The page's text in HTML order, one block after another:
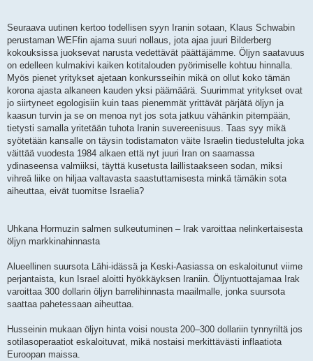
Seuraava uutinen kertoo todellisen syyn Iranin sotaan, Klaus Schwabin
perustaman WEFfin ajama suuri nollaus, jota ajaa juuri Bilderberg
kokouksissa juoksevat narusta vedettävät päättäjämme. Öljyn saatavuus
on edelleen kulmakivi kaiken kotitalouden pyörimiselle kohtuu hinnalla.
Myös pienet yritykset ajetaan konkursseihin mikä on ollut koko tämän
korona ajasta alkaneen kauden yksi päämäärä. Suurimmat yritykset ovat
jo siirtyneet egologisiin kuin taas pienemmät yrittävät pärjätä öljyn ja
kaasun turvin ja se on menoa nyt jos sota jatkuu vähänkin pitempään,
tietysti samalla yritetään tuhota Iranin suvereenisuus. Taas syy mikä
syötetään kansalle on täysin todistamaton väite Israelin tiedustelulta joka
väittää vuodesta 1984 alkaen että nyt juuri Iran on saamassa
ydinaseensa valmiiksi, täyttä kusetusta laillistaakseen sodan, miksi
vihreä liike on hiljaa valtavasta saastuttamisesta minkä tämäkin sota
aiheuttaa, eivät tuomitse Israelia?
Uhkana Hormuzin salmen sulkeutuminen – Irak varoittaa nelinkertaisesta
öljyn markkinahinnasta
Alueellinen suursota Lähi-idässä ja Keski-Aasiassa on eskaloitunut viime
perjantaista, kun Israel aloitti hyökkäyksen Iraniin. Öljyntuottajamaa Irak
varoittaa 300 dollarin öljyn barrelihinnasta maailmalle, jonka suursota
saattaa pahetessaan aiheuttaa.
Husseinin mukaan öljyn hinta voisi nousta 200–300 dollariin tynnyriltä ​​jos
sotilasoperaatiot eskaloituvat, mikä nostaisi merkittävästi inflaatiota
Euroopan maissa.